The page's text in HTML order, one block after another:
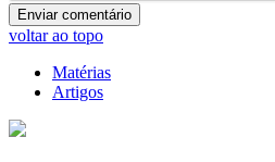
voltar ao topo
Matérias
Artigos